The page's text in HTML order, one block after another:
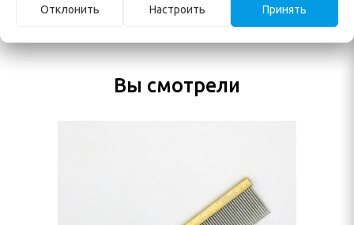
Вы смотрели
Отклонить Настроить Принять